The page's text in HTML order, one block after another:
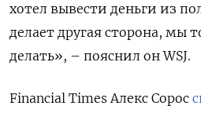
хотел вывести деньги из
делает другая сторона, мы
делать», – пояснил он WSJ.
Financial Times Алекс Сорос